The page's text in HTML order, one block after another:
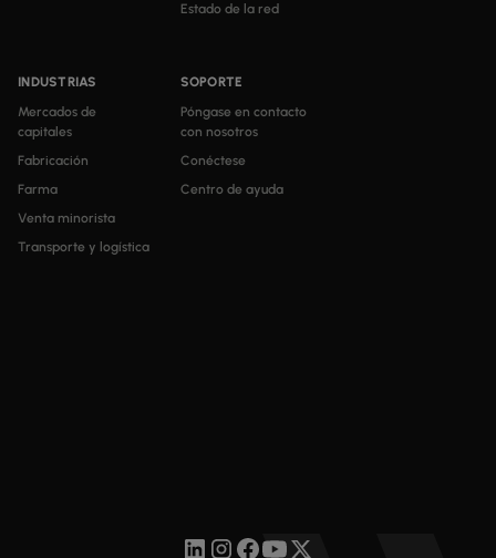
INDUSTRIAS
Mercados de
capitales
Fabricación
Farma
Venta minorista
Transporte y logística
Estado de la red
SOPORTE
Póngase en contacto
con nosotros
Conéctese
Centro de ayuda